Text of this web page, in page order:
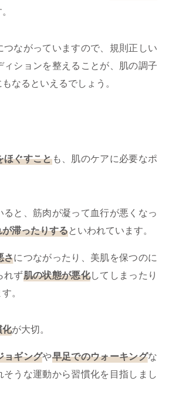
つながっていますので、規則正しい
ィションを整えることが、肌の調子
なるといえるでしょう。
ほぐすことも、肌のケアに必要なポ
ると、筋肉が凝って血行が悪くなっ
滞ったりするといわれています。
さにつながったり、美肌を保つのに
れず肌の状態が悪化してしまったり
。
化が大切。
ョギングや早足でのウォーキングな
そうな運動から習慣化を目指しまし